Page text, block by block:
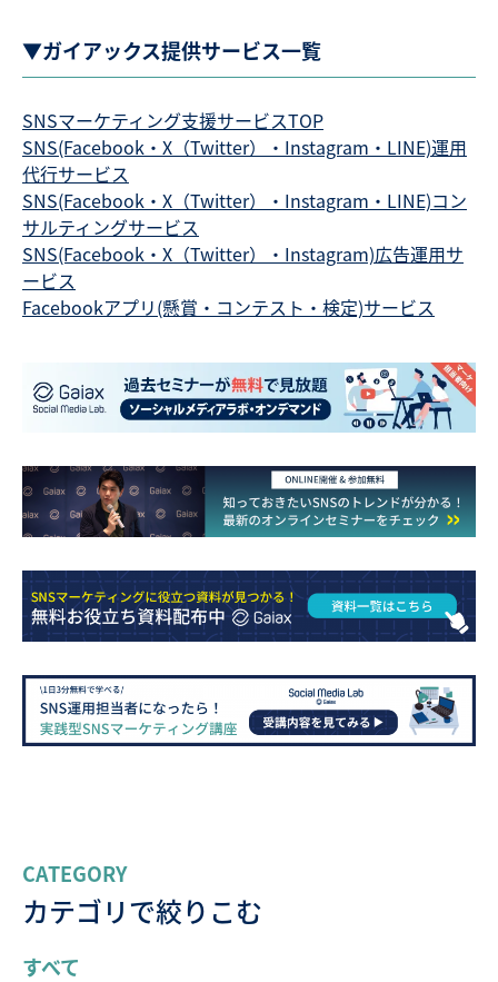
▼ガイアックス提供サービス一覧
SNSマーケティング支援サービスTOP
SNS(Facebook・X（Twitter）・Instagram・LINE)運用
代行サービス
SNS(Facebook・X（Twitter）・Instagram・LINE)コン
サルティングサービス
SNS(Facebook・X（Twitter）・Instagram)広告運用サ
ービス
Facebookアプリ(懸賞・コンテスト・検定)サービス
CATEGORY
カテゴリで絞りこむ
すべて